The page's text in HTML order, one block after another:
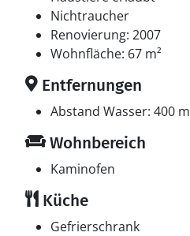
Nichtraucher
Renovierung: 2007
Wohnfläche: 67 m²
Entfernungen
Abstand Wasser: 400 m
Wohnbereich
Kaminofen
Küche
Gefrierschrank